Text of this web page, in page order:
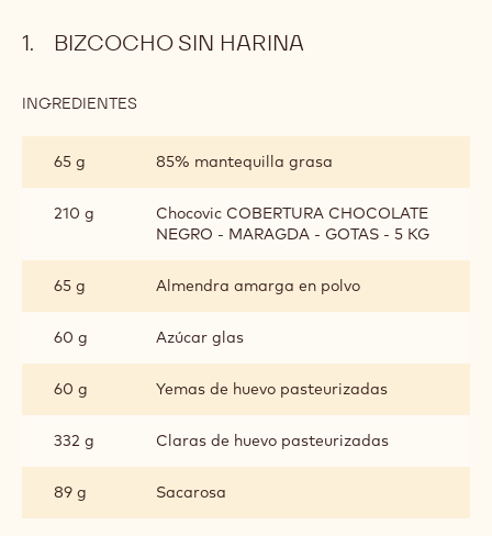
BIZCOCHO SIN HARINA
INGREDIENTES
HARINA
65 g 85% mantequilla grasa
210 g
Chocovic COBERTURA CHOCOLATE
NEGRO - MARAGDA - GOTAS - 5 KG
65 g Almendra amarga en polvo
60 g Azúcar glas
60 g Yemas de huevo pasteurizadas
332 g Claras de huevo pasteurizadas
89 g Sacarosa